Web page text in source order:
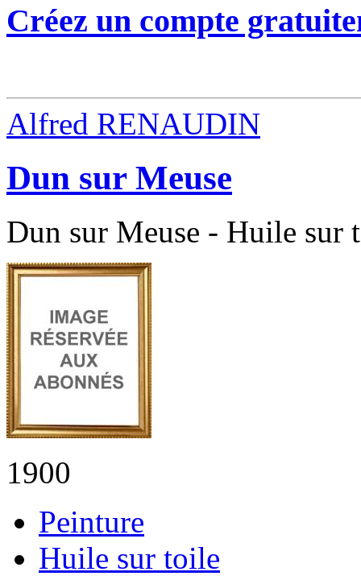
Créez un compte
Alfred RENAUDIN
Dun sur Meuse
Dun sur Meuse - Huile sur
1900
Peinture
Huile sur toile